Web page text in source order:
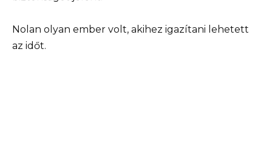
Nolan olyan ember volt, akihez igazítani lehetett
az időt.